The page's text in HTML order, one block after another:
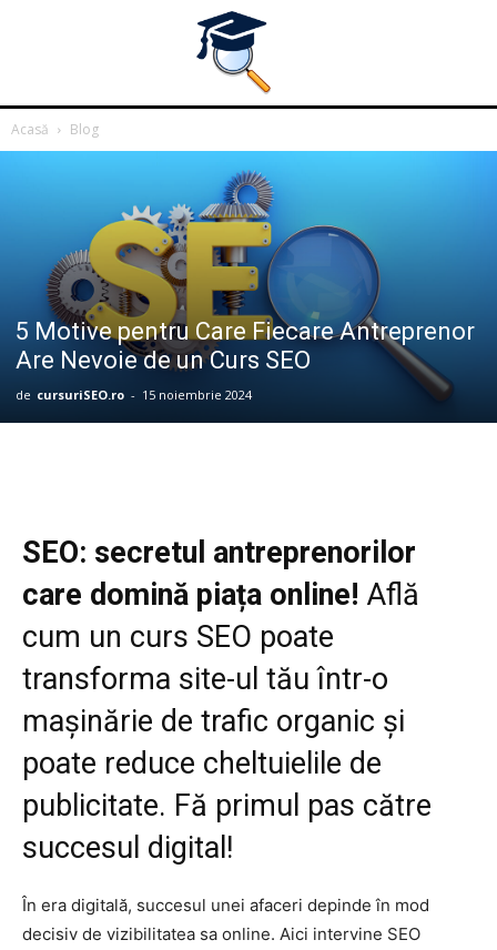
Acasă Blog
5 Motive pentru Care Fiecare Antreprenor
Are Nevoie de un Curs SEO
de cursuriSEO.ro - 15 noiembrie 2024
SEO: secretul antreprenorilor
care domină piața online! Află
cum un curs SEO poate
transforma site-ul tău într-o
mașinărie de trafic organic și
poate reduce cheltuielile de
publicitate. Fă primul pas către
succesul digital!
În era digitală, succesul unei afaceri depinde în mod
decisiv de vizibilitatea sa online. Aici intervine SEO